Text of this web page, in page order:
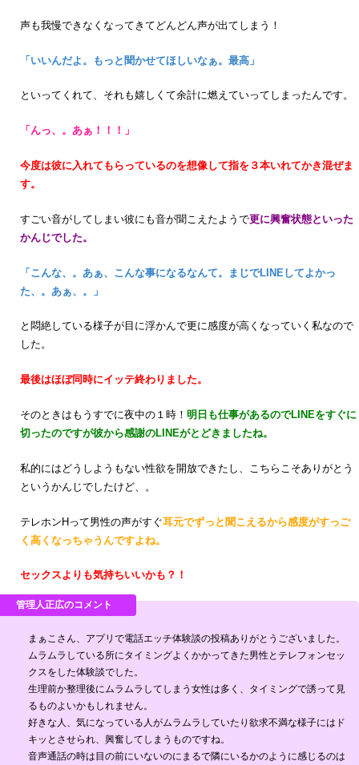
声も我慢できなくなってきてどんどん声が出てしまう！
「いいんだよ。もっと聞かせてほしいなぁ。最高」
といってくれて、それも嬉しくて余計に燃えていってしまったんです。
「んっ、。あぁ！！！」
今度は彼に入れてもらっているのを想像して指を３本いれてかき混ぜま
す。
すごい音がしてしまい彼にも音が聞こえたようで更に興奮状態といった
かんじでした。
「こんな、。あぁ、こんな事になるなんて。まじでLINEしてよかっ
た、。あぁ、。」
と悶絶している様子が目に浮かんで更に感度が高くなっていく私なので
した。
最後はほぼ同時にイッテ終わりました。
そのときはもうすでに夜中の１時！ 明日も仕事があるのでLINEをすぐに
切ったのですが彼から感謝のLINEがとどきましたね。
私的にはどうしようもない性欲を開放できたし、こちらこそありがとう
というかんじでしたけど、。
テレホンHって男性の声がすぐ耳元でずっと聞こえるから感度がすっご
く高くなっちゃうんですよね。
セックスよりも気持ちいいかも？！
まぁこさん、アプリで電話エッチ体験談の投稿ありがとうございました。
ムラムラしている所にタイミングよくかかってきた男性とテレフォンセッ
クスをした体験談でした。
生理前か整理後にムラムラしてしまう女性は多く、タイミングで誘って見
るものよいかもしれません。
好きな人、気になっている人がムラムラしていたり欲求不満な様子にはド
キッとさせられ、興奮してしまうものですね。
音声通話の時は目の前にいないのにまるで隣にいるかのように感じるのは